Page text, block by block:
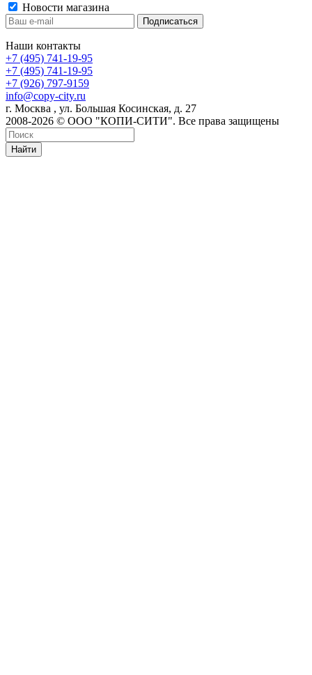
Новости магазина
Наши контакты
+7 (495) 741-19-95
+7 (495) 741-19-95
+7 (926) 797-9159
info@copy-city.ru
г. Москва , ул. Большая Косинская, д. 27
2008-2026 © ООО "КОПИ-СИТИ". Все права защищены
Найти